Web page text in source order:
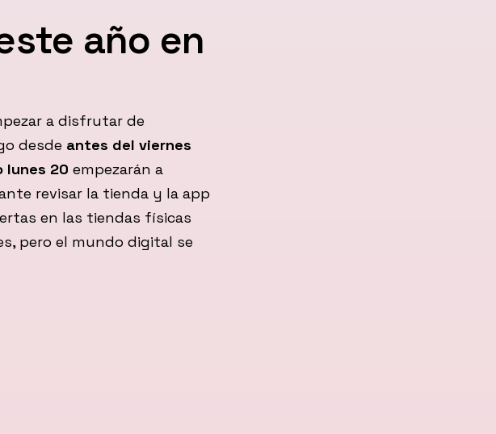
año en
a disfrutar de
desde antes del viernes
lunes 20 empezarán a
revisar la tienda y la app
en las tiendas físicas
pero el mundo digital se